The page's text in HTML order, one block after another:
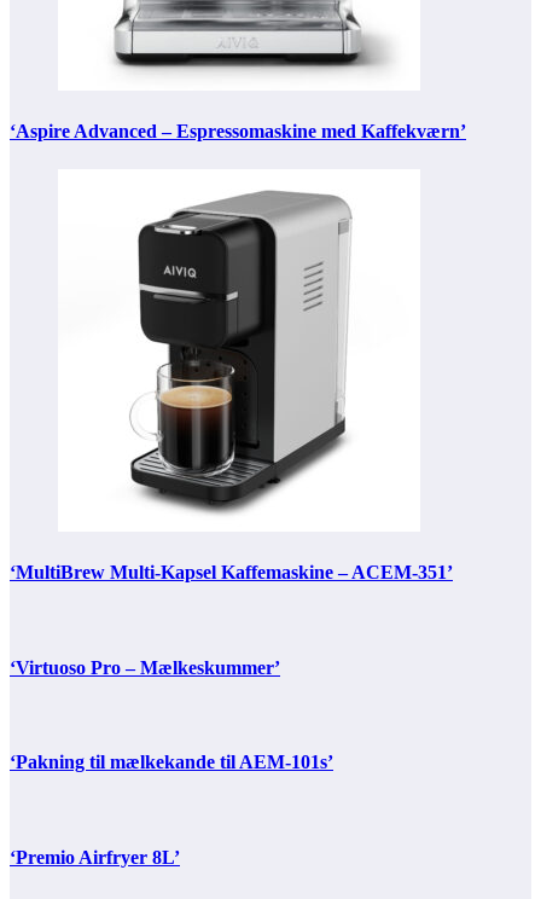
‘Aspire Advanced – Espressomaskine med Kaffekværn’
‘MultiBrew Multi-Kapsel Kaffemaskine – ACEM-351’
‘Virtuoso Pro – Mælkeskummer’
‘Pakning til mælkekande til AEM-101s’
‘Premio Airfryer 8L’